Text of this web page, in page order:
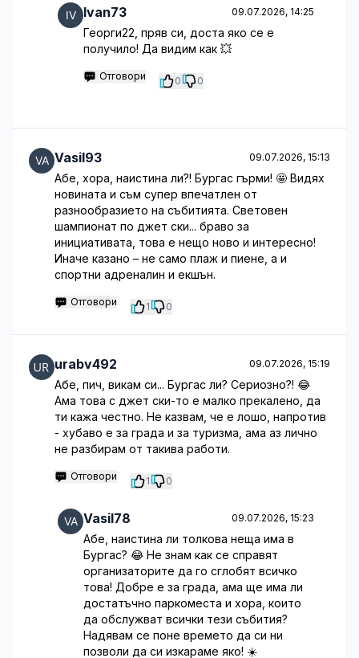
Ivan73 09.07.2026, 14:25
Георги22, пряв си, доста яко се е
получило! Да видим как 💥
Отговори 0 0
Vasil93 09.07.2026, 15:13
Абе, хора, наистина ли?! Бургас гърми! 🤩 Видях
новината и съм супер впечатлен от
разнообразието на събитията. Световен
шампионат по джет ски... браво за
инициативата, това е нещо ново и интересно!
Иначе казано – не само плаж и пиене, а и
спортни адреналин и екшън.
Отговори 1 0
urabv492 09.07.2026, 15:19
Абе, пич, викам си... Бургас ли? Сериозно?! 😂
Ама това с джет ски-то е малко прекалено, да
ти кажа честно. Не казвам, че е лошо, напротив
- хубаво е за града и за туризма, ама аз лично
не разбирам от такива работи.
Отговори 1 0
Vasil78 09.07.2026, 15:23
Абе, наистина ли толкова неща има в
Бургас? 😂 Не знам как се справят
организаторите да го сглобят всичко
това! Добре е за града, ама ще има ли
достатъчно паркоместа и хора, които
да обслужват всички тези събития?
Надявам се поне времето да си ни
позволи да си изкараме яко! ☀️